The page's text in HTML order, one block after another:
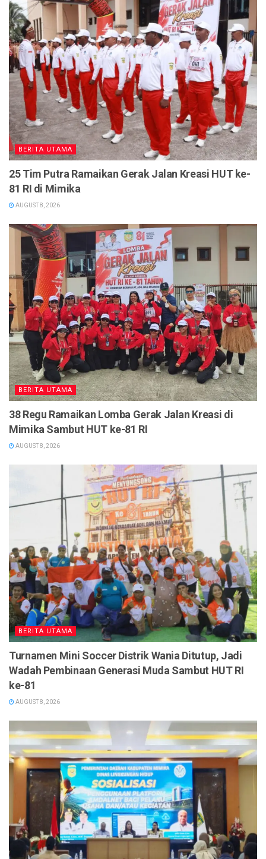
BERITA UTAMA
25 Tim Putra Ramaikan Gerak Jalan Kreasi HUT ke-
81 RI di Mimika
AUGUST 8, 2026
BERITA UTAMA
38 Regu Ramaikan Lomba Gerak Jalan Kreasi di
Mimika Sambut HUT ke-81 RI
AUGUST 8, 2026
BERITA UTAMA
Turnamen Mini Soccer Distrik Wania Ditutup, Jadi
Wadah Pembinaan Generasi Muda Sambut HUT RI
ke-81
AUGUST 8, 2026